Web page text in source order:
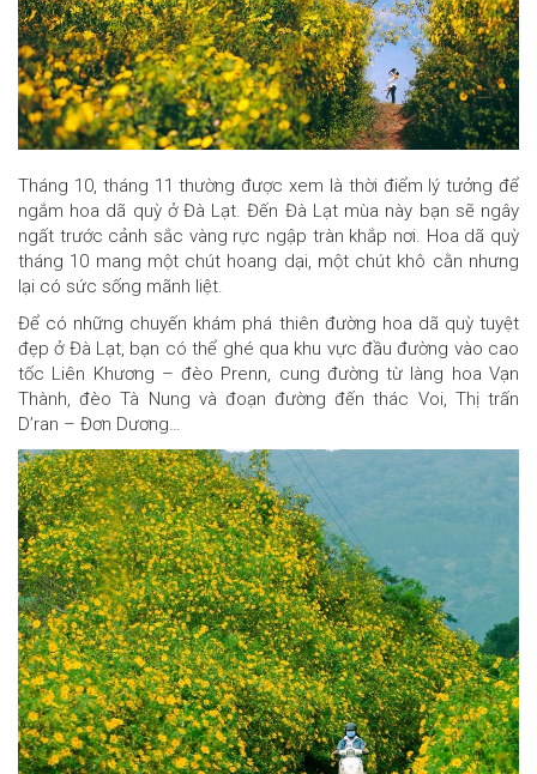
Tháng 10, tháng 11 thường được xem là thời điểm lý tưởng để
ngắm hoa dã quỳ ở Đà Lạt. Đến Đà Lạt mùa này bạn sẽ ngây
ngất trước cảnh sắc vàng rực ngập tràn khắp nơi. Hoa dã quỳ
tháng 10 mang một chút hoang dại, một chút khô cằn nhưng
lại có sức sống mãnh liệt.
Để có những chuyến khám phá thiên đường hoa dã quỳ tuyệt
đẹp ở Đà Lạt, bạn có thể ghé qua khu vực đầu đường vào cao
tốc Liên Khương – đèo Prenn, cung đường từ làng hoa Vạn
Thành, đèo Tà Nung và đoạn đường đến thác Voi, Thị trấn
D’ran – Đơn Dương…